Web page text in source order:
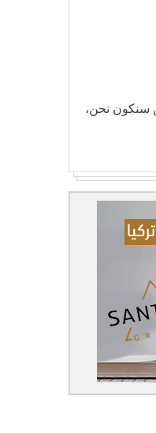
سنكون نحن،